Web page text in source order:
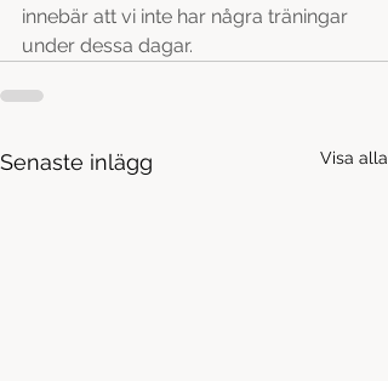
innebär att vi inte har några träningar
under dessa dagar.
Senaste inlägg Visa alla